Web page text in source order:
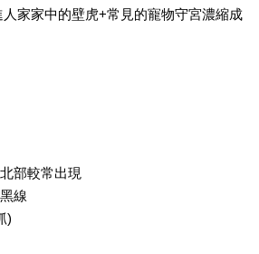
家家中的壁虎+常見的寵物守宮濃縮成
部較常出現
線
)